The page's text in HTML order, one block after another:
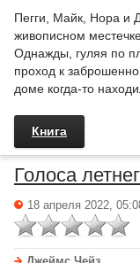
Пегги, Майк, Нора и
живописном
Однажды, гуляя по
проход к
доме когда-то
Книга
Голоса
18 апреля 2022,